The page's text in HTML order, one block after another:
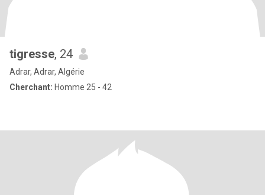
tigresse, 24
Adrar, Adrar, Algérie
Cherchant: Homme 25 - 42